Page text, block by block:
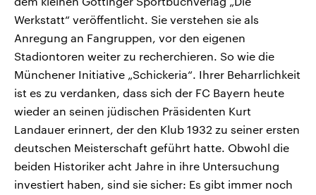
Werkstatt“ veröffentlicht. Sie verstehen sie als
Anregung an Fangruppen, vor den eigenen
Stadiontoren weiter zu recherchieren. So wie die
Münchener Initiative „Schickeria“. Ihrer Beharrlichkeit
ist es zu verdanken, dass sich der FC Bayern heute
wieder an seinen jüdischen Präsidenten Kurt
Landauer erinnert, der den Klub 1932 zu seiner ersten
deutschen Meisterschaft geführt hatte. Obwohl die
beiden Historiker acht Jahre in ihre Untersuchung
investiert haben, sind sie sicher: Es gibt immer noch